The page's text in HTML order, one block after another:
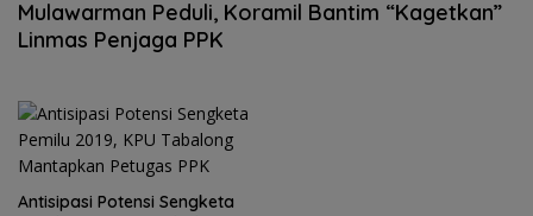
Mulawarman Peduli, Koramil Bantim “Kagetkan”
Linmas Penjaga PPK
Antisipasi Potensi Sengketa